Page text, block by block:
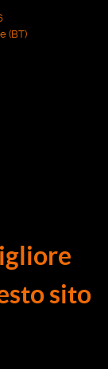
(BT)
sito